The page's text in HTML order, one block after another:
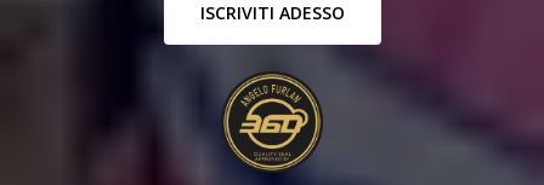
ISCRIVITI ADESSO